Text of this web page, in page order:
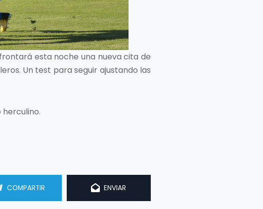
esta noche una nueva cita de
Un test para seguir ajustando las
COMPARTIR ENVIAR